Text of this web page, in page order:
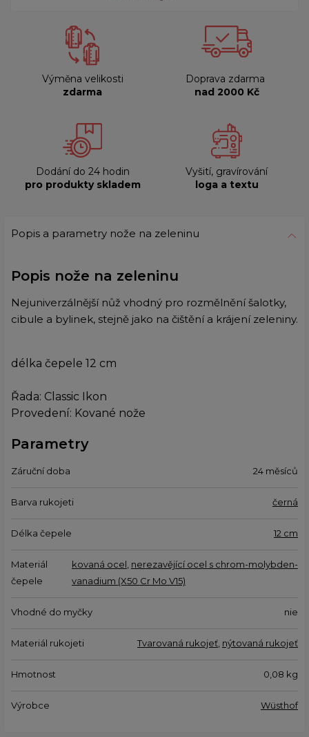
Výměna velikosti
zdarma
Doprava zdarma
nad 2000 Kč
Dodání do 24 hodin
pro produkty skladem
Vyšití, gravírování
loga a textu
Popis a parametry nože na zeleninu
Popis nože na zeleninu
Nejuniverzálnější nůž vhodný pro rozmělnění šalotky,
cibule a bylinek, stejně jako na čištění a krájení zeleniny.
délka čepele 12 cm
Řada: Classic Ikon
Provedení: Kované nože
Parametry
Záruční doba 24 měsíců
Barva rukojeti černá
Délka čepele 12 cm
Materiál
čepele
kovaná ocel nerezavějící ocel s chrom-molybden-
vanadium (X50 Cr Mo V15)
Vhodné do myčky nie
Materiál rukojeti Tvarovaná rukojeť nýtovaná rukojeť
Hmotnost 0,08 kg
Výrobce Wüsthof